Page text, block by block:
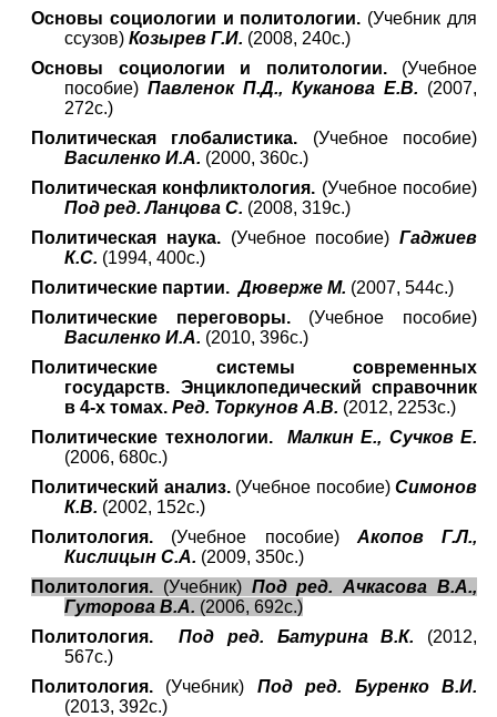
Основы социологии и политологии. (Учебник для
ссузов) Козырев Г.И. (2008, 240с.)
Основы социологии и политологии.(Учебное
пособие) Павленок П.Д., Куканова Е.В. (2007,
272с.)
Политическая глобалистика. (Учебное пособие)
Василенко И.А. (2000, 360с.)
Политическая конфликтология. (Учебное пособие)
Под ред. Ланцова С. (2008, 319с.)
Политическая наука.(Учебное пособие) Гаджиев
К.С. (1994, 400с.)
Политические партии.Дюверже М. (2007, 544с.)
Политические переговоры.(Учебное пособие)
Василенко И.А. (2010, 396с.)
Политические системы современных
государств. Энциклопедический справочник
в 4-х томах. Ред. Торкунов А.В. (2012, 2253с.)
Политические технологии. Малкин Е., Сучков Е.
(2006, 680с.)
Политический анализ.(Учебное пособие) Симонов
К.В. (2002, 152с.)
Политология. (Учебное пособие) Акопов Г.Л.,
Кислицын С.А. (2009, 350с.)
Политология. (Учебник) Под ред. Ачкасова В.А.,
Гуторова В.А. (2006, 692с.)
Политология.
Под ред. Батурина В.К. (2012,
567с.)
Политология. (Учебник) Под ред. Буренко В.И.
(2013, 392с.)